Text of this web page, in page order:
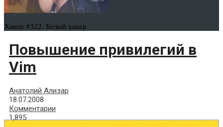
Хакер #322. Белый хакер
Повышение привилегий в
Vim
Анатолий Ализар
18.07.2008
Комментарии
1,895